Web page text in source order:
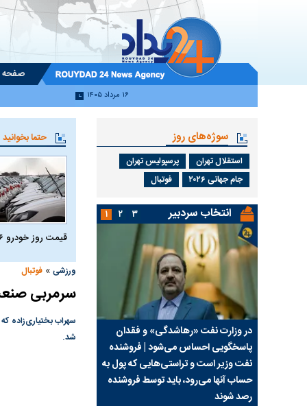
۱۶ مرداد ۱۴۰۵
حتما بخوانید
قیمت روز خودرو ۱۶ مرداد ۱۴۰۵
ورزشی » فوتبال
سرمربی
شد.
سوژه‌های روز
استقلال تهران
پرسپولیس تهران
جام جهانی ۲۰۲۶
فوتبال
انتخاب سردبیر
در وزارت نفت «رهاشدگی» و فقدان
پاسخگویی احساس می‌شود | فروشنده
نفت وزیر است و تراستی‌هایی که پول به
حساب آنها می‌رود، باید توسط فروشنده
رصد شوند
چرا رویای آمریکایی
۱ ۲ ۳